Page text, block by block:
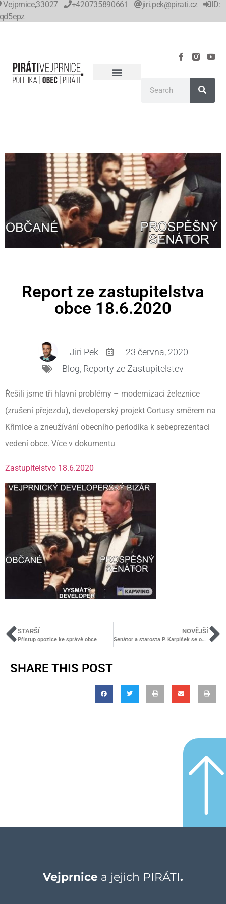
Vejprnice,33027 +420735890661 jiri.pek@pirati.cz
ID:
Report ze zastupitelstva
obce 18.6.2020
Jiri Pek
23 června, 2020
Blog, Reporty ze Zastupitelstev
Řešili jsme tři hlavní problémy – modernizaci železnice
(zrušení přejezdu), developerský projekt Cortusy směrem na
Křimice a zneužívání obecního periodika k sebeprezentaci
vedení obce. Více v dokumentu
Zastupitelstvo 18.6.2020
STARŠÍ
Přístup opozice ke správě obce
NOVĚJŠÍ
Senátor a starosta P. Karpíšek se opět usvědčil ze lži
SHARE THIS POST
Vejprnice a jejich PIRÁTI.